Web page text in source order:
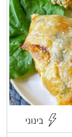
בינוני